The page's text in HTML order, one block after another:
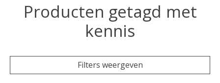
Producten getagd met
kennis
Filters weergeven